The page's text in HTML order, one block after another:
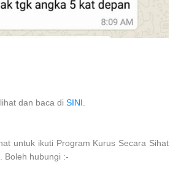
dan baca di SINI.
untuk ikuti Program Kurus Secara Sihat
Boleh hubungi :-